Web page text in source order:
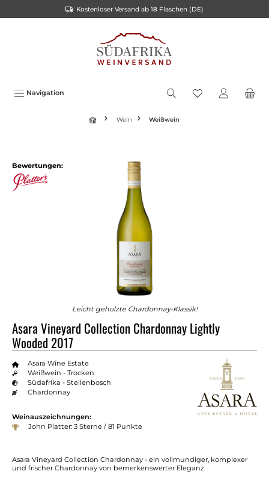
Kostenloser Versand ab 18 Flaschen (DE)
Navigation
Wein Weißwein
Bewertungen:
Leicht geholzte Chardonnay-Klassik!
Asara Vineyard Collection Chardonnay Lightly
Wooded 2017
Asara Wine Estate
Weißwein - Trocken
Südafrika - Stellenbosch
Chardonnay
Weinauszeichnungen:
John Platter: 3 Sterne / 81 Punkte
Asara Vineyard Collection Chardonnay - ein vollmundiger, komplexer
und frischer Chardonnay von bemerkenswerter Eleganz